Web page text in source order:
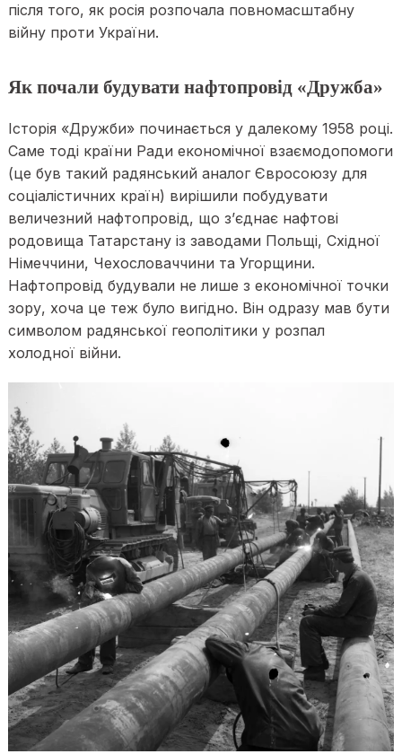
після того, як росія розпочала повномасштабну
війну проти України.
Як почали будувати нафтопровід «Дружба»
Історія «Дружби» починається у далекому 1958 році.
Саме тоді країни Ради економічної взаємодопомоги
(це був такий радянський аналог Євросоюзу для
соціалістичних країн) вирішили побудувати
величезний нафтопровід, що з’єднає нафтові
родовища Татарстану із заводами Польщі, Східної
Німеччини, Чехословаччини та Угорщини.
Нафтопровід будували не лише з економічної точки
зору, хоча це теж було вигідно. Він одразу мав бути
символом радянської геополітики у розпал
холодної війни.